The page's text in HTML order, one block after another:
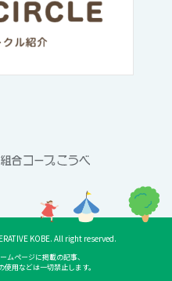
KOBE. All right reserved.
ムページに掲載の記事、
用などは一切禁止します。